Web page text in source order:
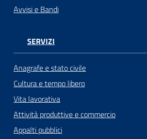
Avvisi e Bandi
SERVIZI
Anagrafe e stato civile
Cultura e tempo libero
Vita lavorativa
Attività produttive e commercio
Appalti pubblici